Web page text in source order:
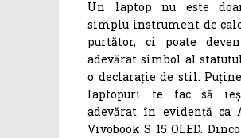
Un laptop nu este
simplu instrument de
purtător, ci poate
adevărat simbol al
o declarație de stil.
laptopuri te fac să
adevărat în evidență ca
Vivobook S 15 OLED.